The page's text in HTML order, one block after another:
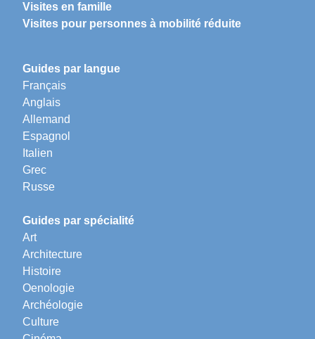
Visites en famille
Visites pour personnes à mobilité réduite
Guides par langue
Français
Anglais
Allemand
Espagnol
Italien
Grec
Russe
Guides par spécialité
Art
Architecture
Histoire
Oenologie
Archéologie
Culture